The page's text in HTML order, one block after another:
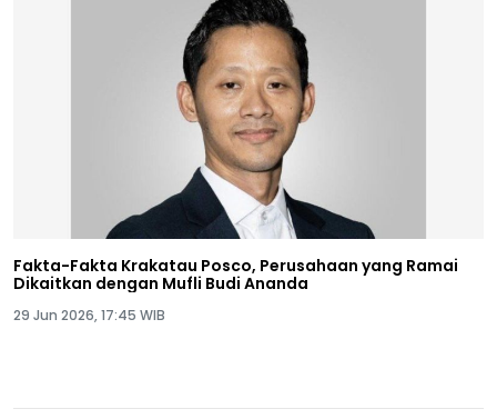
Fakta-Fakta Krakatau Posco, Perusahaan yang Ramai
Dikaitkan dengan Mufli Budi Ananda
29 Jun 2026, 17:45 WIB